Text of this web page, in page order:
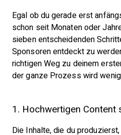
Egal ob du gerade erst
schon seit Monaten oder
sieben entscheidenden
Sponsoren entdeckt zu
richtigen Weg zu deinem
der ganze Prozess wird
1. Hochwertigen Content
Die Inhalte, die du